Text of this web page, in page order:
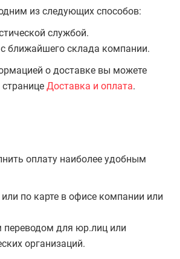
из следующих способов:
службой.
ближайшего склада компании.
о доставке вы можете
Доставка и оплата.
оплату наиболее удобным
по карте в офисе компании или
переводом для юр.лиц или
организаций.